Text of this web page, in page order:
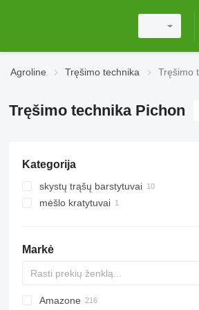
Agroline Tręšimo technika Tręšimo
Tręšimo technika Pichon
Kategorija
skystų trąšų barstytuvai
mėšlo kratytuvai
Markė
Exacta
XPL
Amazone